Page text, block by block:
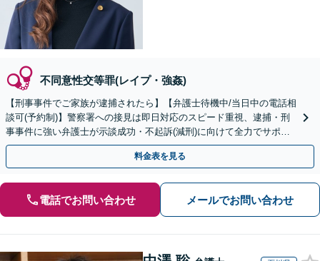
不同意性交等罪(レイプ・強姦)
【刑事事件でご家族が逮捕されたら】【弁護士待機中/当日中の電話相
談可(予約制)】警察署への接見は即日対応のスピード重視、逮捕・刑
事事件に強い弁護士が示談成功・不起訴(減刑)に向けて全力でサポー
トします。【加害者側の相談専門】
料金表を見る
電話でお問い合わせ メールでお問い合わせ